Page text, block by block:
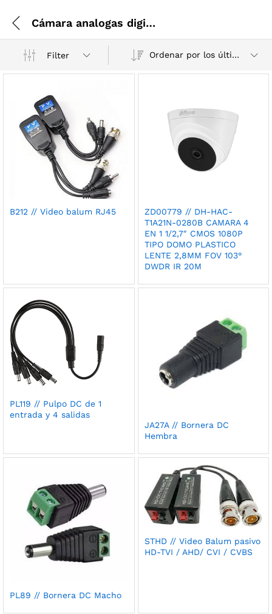
Cámara analogas digitales
Filter Ordenar por los últimos
B212 // Video balum RJ45
ZD00779 // DH-HAC-
T1A21N-0280B CAMARA 4
EN 1 1/2,7″ CMOS 1080P
TIPO DOMO PLASTICO
LENTE 2,8MM FOV 103°
DWDR IR 20M
PL119 // Pulpo DC de 1
entrada y 4 salidas
JA27A // Bornera DC
Hembra
PL89 // Bornera DC Macho
STHD // Video Balum pasivo
HD-TVI / AHD/ CVI / CVBS